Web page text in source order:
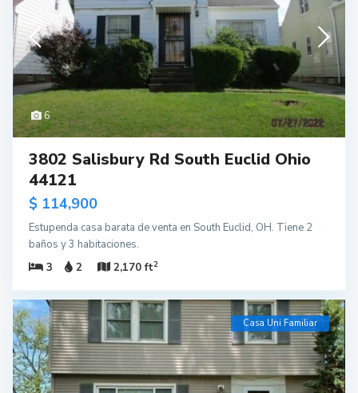
6
3802 Salisbury Rd South Euclid Ohio
44121
$ 114,900
Estupenda casa barata de venta en South Euclid, OH. Tiene 2
baños y 3 habitaciones.
3
2 2,170 ft2
Casa Uni Familiar